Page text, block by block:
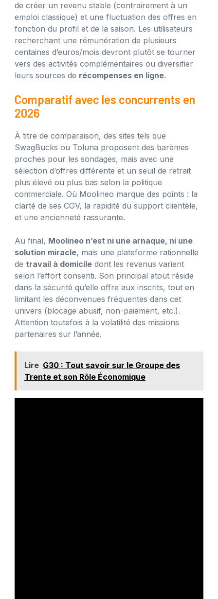
de créer un revenu stable (contrairement à un
emploi classique) et une fluctuation des offres en
fonction du profil et de la saison. Les utilisateurs
recherchant une rémunération de plusieurs
centaines d’euros/mois devront plutôt se tourner
vers des activités complémentaires ou diversifier
leurs sources de récompenses en ligne.
Comparatif avec les concurrents en
2026
À titre de comparaison, des sites tels que
SwagBucks ou Toluna proposent des barèmes
proches pour les sondages, mais avec une
sélection d’offres différente et un seuil de retrait
plus élevé ou plus bas selon la politique
commerciale. Où Moolineo marque des points : la
clarté de ses CGV, la rapidité du support clientèle,
et une ancienneté rassurante.
Au final, Moolineo n’est ni une arnaque, ni une
solution miracle, mais une plateforme rationnelle
de travail à domicile dont les revenus varient
selon l’effort consenti. Son principal atout réside
dans la sécurité qu’elle offre aux inscrits, tout en
limitant les déconvenues fréquentes dans cet
univers (blocage abusif, non-paiement, etc.).
Attention toutefois à la volatilité des missions
partenaires sur l’année.
Lire G30 : Tout savoir sur le Groupe des
Trente et son Rôle Économique